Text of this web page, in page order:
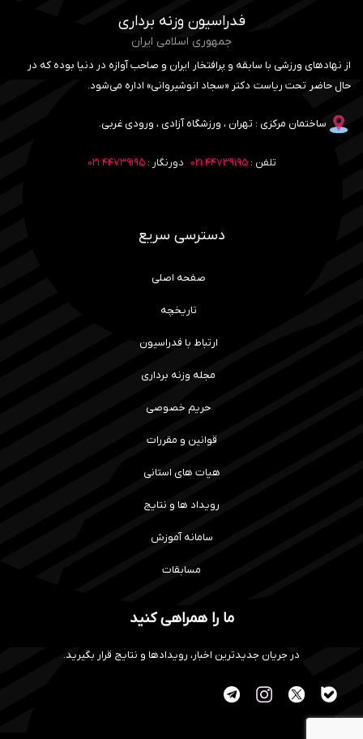
فدراسیون وزنه برداری
جمهوری اسلامی ایران
از نهادهای ورزشی با سابقه و پرافتخار ایران و صاحب آوازه در دنیا بوده که در
حال حاضر تحت ریاست دکتر «سجاد انوشیروانی» اداره می‌شود.
ساختمان مرکزی : تهران ، ورزشگاه آزادی ، ورودی غربی.
تلفن :۴۴۷۳۹۱۹۵ ۰۲۱ دورنگار :۴۴۷۳۹۱۹۵ ۰۲۱
دسترسی سریع
صفحه اصلی
تاریخچه
ارتباط با فدراسیون
مجله وزنه برداری
حریم خصوصی
قوانین و مقررات
هیات های استانی
رویداد ها و نتایج
سامانه آموزش
مسابقات
ما را همراهی کنید
در جریان جدیدترین اخبار، رویدادها و نتایج قرار بگیرید.